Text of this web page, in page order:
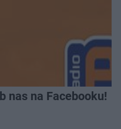
nas na Facebooku!